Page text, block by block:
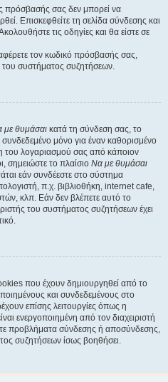
πρόσβασής σας δεν μπορεί να
Επισκεφθείτε τη σελίδα σύνδεσης και
τις οδηγίες και θα είστε σε
τον κωδικό πρόσβασής σας,
του συστήματος συζητήσεων.
με θυμάσαι κατά τη σύνδεση σας, το
μόνο για έναν καθορισμένο
του λογαριασμού σας από κάποιον
σημειώστε το πλαίσιο Να με θυμάσαι
εάν συνδέεστε στο σύστημα
π.χ. βιβλιοθήκη, internet cafe,
κλπ. Εάν δεν βλέπετε αυτό το
του συστήματος συζητήσεων έχει
που έχουν δημιουργηθεί από το
και συνδεδεμένους στο
επίσης λειτουργίες όπως η
ενεργοποιημένη από τον διαχειριστή
προβλήματα σύνδεσης ή αποσύνδεσης,
συζητήσεων ίσως βοηθήσει.